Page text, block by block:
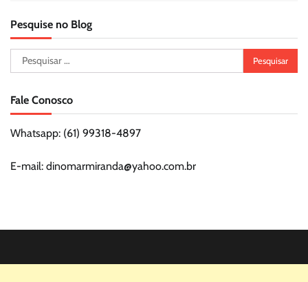
Pesquise no Blog
Pesquisar
por:
Fale Conosco
Whatsapp: (61) 99318-4897
E-mail: dinomarmiranda@yahoo.com.br